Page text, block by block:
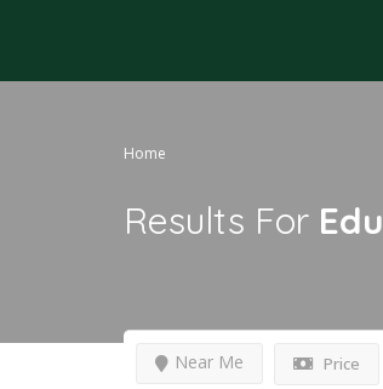
Home
Results For
Price
Near Me